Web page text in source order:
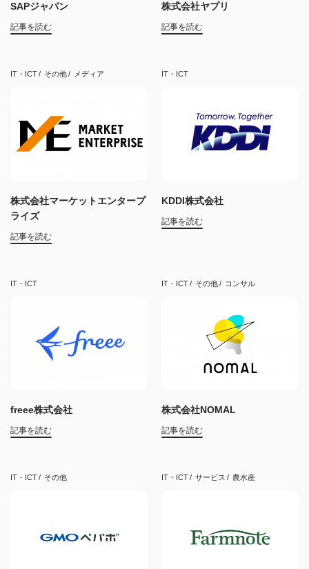
SAPジャパン
記事を読む
株式会社ヤプリ
記事を読む
IT・ICT その他 メディア
株式会社マーケットエンタープ
ライズ
記事を読む
IT・ICT
KDDI株式会社
記事を読む
IT・ICT
freee株式会社
記事を読む
IT・ICT その他 コンサル
株式会社NOMAL
記事を読む
IT・ICT その他 IT・ICT サービス 農水産